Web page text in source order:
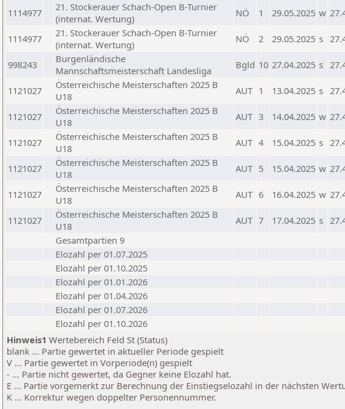
1114977
21. Stockerauer Schach-Open B-Turnier
(internat. Wertung)
NÖ 1 29.05.2025 w
1114977
21. Stockerauer Schach-Open B-Turnier
(internat. Wertung)
NÖ 2 29.05.2025 s
998243
Burgenländische
Mannschaftsmeisterschaft Landesliga
Bgld 10 27.04.2025 s
1121027
Österreichische Meisterschaften 2025 B
U18
AUT 1 13.04.2025 s
1121027
Österreichische Meisterschaften 2025 B
U18
AUT 3 14.04.2025 w
1121027
Österreichische Meisterschaften 2025 B
U18
AUT 4 15.04.2025 s
1121027
Österreichische Meisterschaften 2025 B
U18
AUT 5 15.04.2025 w
1121027
Österreichische Meisterschaften 2025 B
U18
AUT 6 16.04.2025 w
1121027
Österreichische Meisterschaften 2025 B
U18
AUT 7 17.04.2025 s
Gesamtpartien 9
Elozahl per 01.07.2025
Elozahl per 01.10.2025
Elozahl per 01.01.2026
Elozahl per 01.04.2026
Elozahl per 01.07.2026
Elozahl per 01.10.2026
Hinweis1 Wertebereich Feld St (Status)
blank ... Partie gewertet in aktueller Periode gespielt
V ... Partie gewertet in Vorperiode(n) gespielt
- ... Partie nicht gewertet, da Gegner keine Elozahl hat.
E ... Partie vorgemerkt zur Berechnung der Einstiegselozahl in der nächsten
K ... Korrektur wegen doppelter Personennummer.